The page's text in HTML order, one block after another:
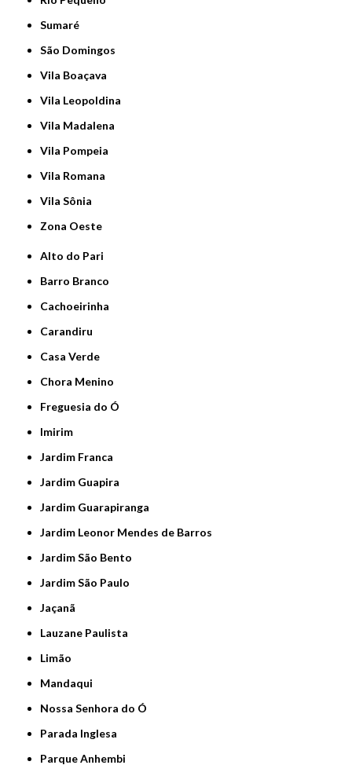
Sumaré
São Domingos
Vila Boaçava
Vila Leopoldina
Vila Madalena
Vila Pompeia
Vila Romana
Vila Sônia
Zona Oeste
Alto do Pari
Barro Branco
Cachoeirinha
Carandiru
Casa Verde
Chora Menino
Freguesia do Ó
Imirim
Jardim Franca
Jardim Guapira
Jardim Guarapiranga
Jardim Leonor Mendes de Barros
Jardim São Bento
Jardim São Paulo
Jaçanã
Lauzane Paulista
Limão
Mandaqui
Nossa Senhora do Ó
Parada Inglesa
Parque Anhembi